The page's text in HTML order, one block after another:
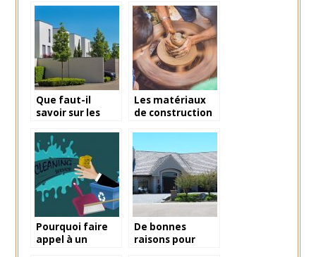
immobilier
Que faut-il
savoir sur les
immobiliers
dans le cadre
d’une vente ?
Les matériaux
de construction
et de la santé
Pourquoi faire
appel à un
De bonnes
raisons pour